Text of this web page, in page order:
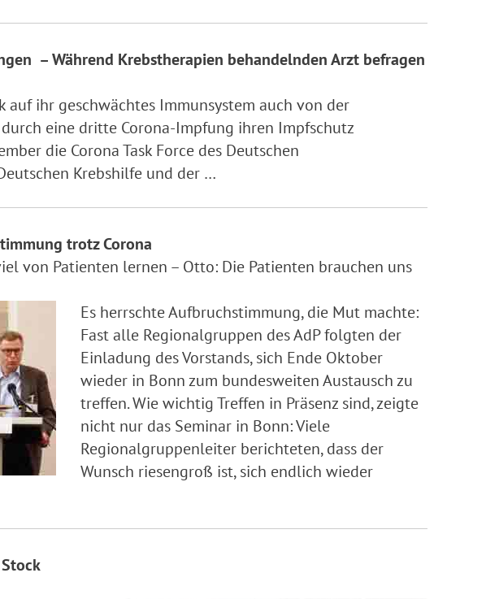
– Während Krebstherapien behandelnden Arzt befragen
ihr geschwächtes Immunsystem auch von der
eine dritte Corona-Impfung ihren Impfschutz
die Corona Task Force des Deutschen
Krebshilfe und der …
trotz Corona
von Patienten lernen – Otto: Die Patienten brauchen uns
Es herrschte Aufbruchstimmung, die Mut machte:
Fast alle Regionalgruppen des AdP folgten der
Einladung des Vorstands, sich Ende Oktober
wieder in Bonn zum bundesweiten Austausch zu
treffen. Wie wichtig Treffen in Präsenz sind, zeigte
nicht nur das Seminar in Bonn: Viele
Regionalgruppenleiter berichteten, dass der
Wunsch riesengroß ist, sich endlich wieder